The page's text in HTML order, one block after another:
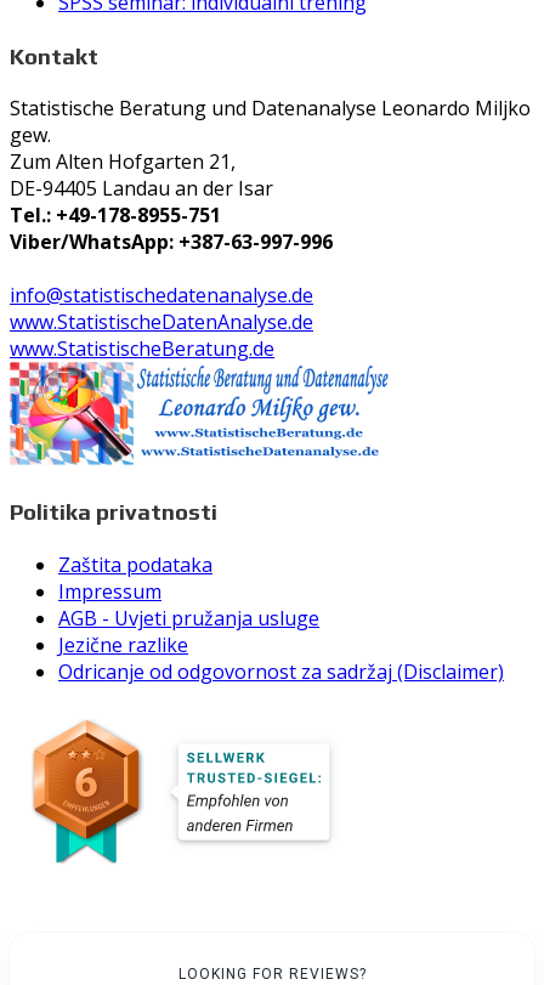
Kontakt
Statistische Beratung und Datenanalyse Leonardo Miljko
gew.
Zum Alten Hofgarten 21,
DE-94405 Landau an der Isar
Tel.: +49-178-8955-751
Viber/WhatsApp: +387-63-997-996
info@statistischedatenanalyse.de
www.StatistischeDatenAnalyse.de
www.StatistischeBeratung.de
Politika privatnosti
Zaštita podataka
Impressum
AGB - Uvjeti pružanja usluge
Jezične razlike
Odricanje od odgovornost za sadržaj (Disclaimer)
LOOKING FOR REVIEWS?